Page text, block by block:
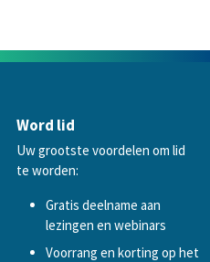
Word lid
Uw grootste voordelen om lid
te worden:
Gratis deelname aan
lezingen en webinars
Voorrang en korting op het